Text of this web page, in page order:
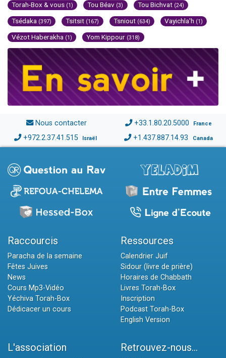
Torah-Box & vous (1) Tou Béav (3) Tou Bichvat (24)
Tsédaka (397) Tsitsit (167) Tsniout (634) Vayichla'h (1)
Vézot Haberakha (1) Yom Kippour (318)
Nous contacter +33.1.80.20.5000 France
+972.2.37.41.515 Israël +1.437.887.14.93 Canada
Raccourcis
Paracha de la semaine
Fêtes Juives
News
Cours Mp3-Vidéo
Yéchiva Torah-Box
Dédicacer un cours
Ressources
Calendrier Juif
Sidour (livre de prière)
Horaires de Chabbath
Livres Torah-Box
Inscription
Podcast Torah-Box
English Version
L'association Retrouvez-nous...